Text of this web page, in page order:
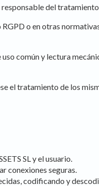
del
o en otras
común y lectura
el tratamiento de los
SL y el usuario.
conexiones seguras.
codificando y